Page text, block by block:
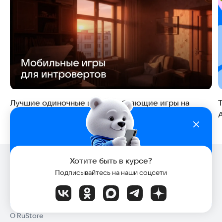
Лучшие одиночные и расслабляющие игры на
Android для интровертов
Хотите быть в курсе?
Подписывайтесь на наши соцсети
RuStore магазин приложений
О RuStore